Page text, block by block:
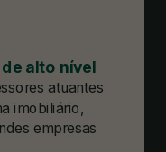
alto nível
atuantes
imobiliário,
empresas